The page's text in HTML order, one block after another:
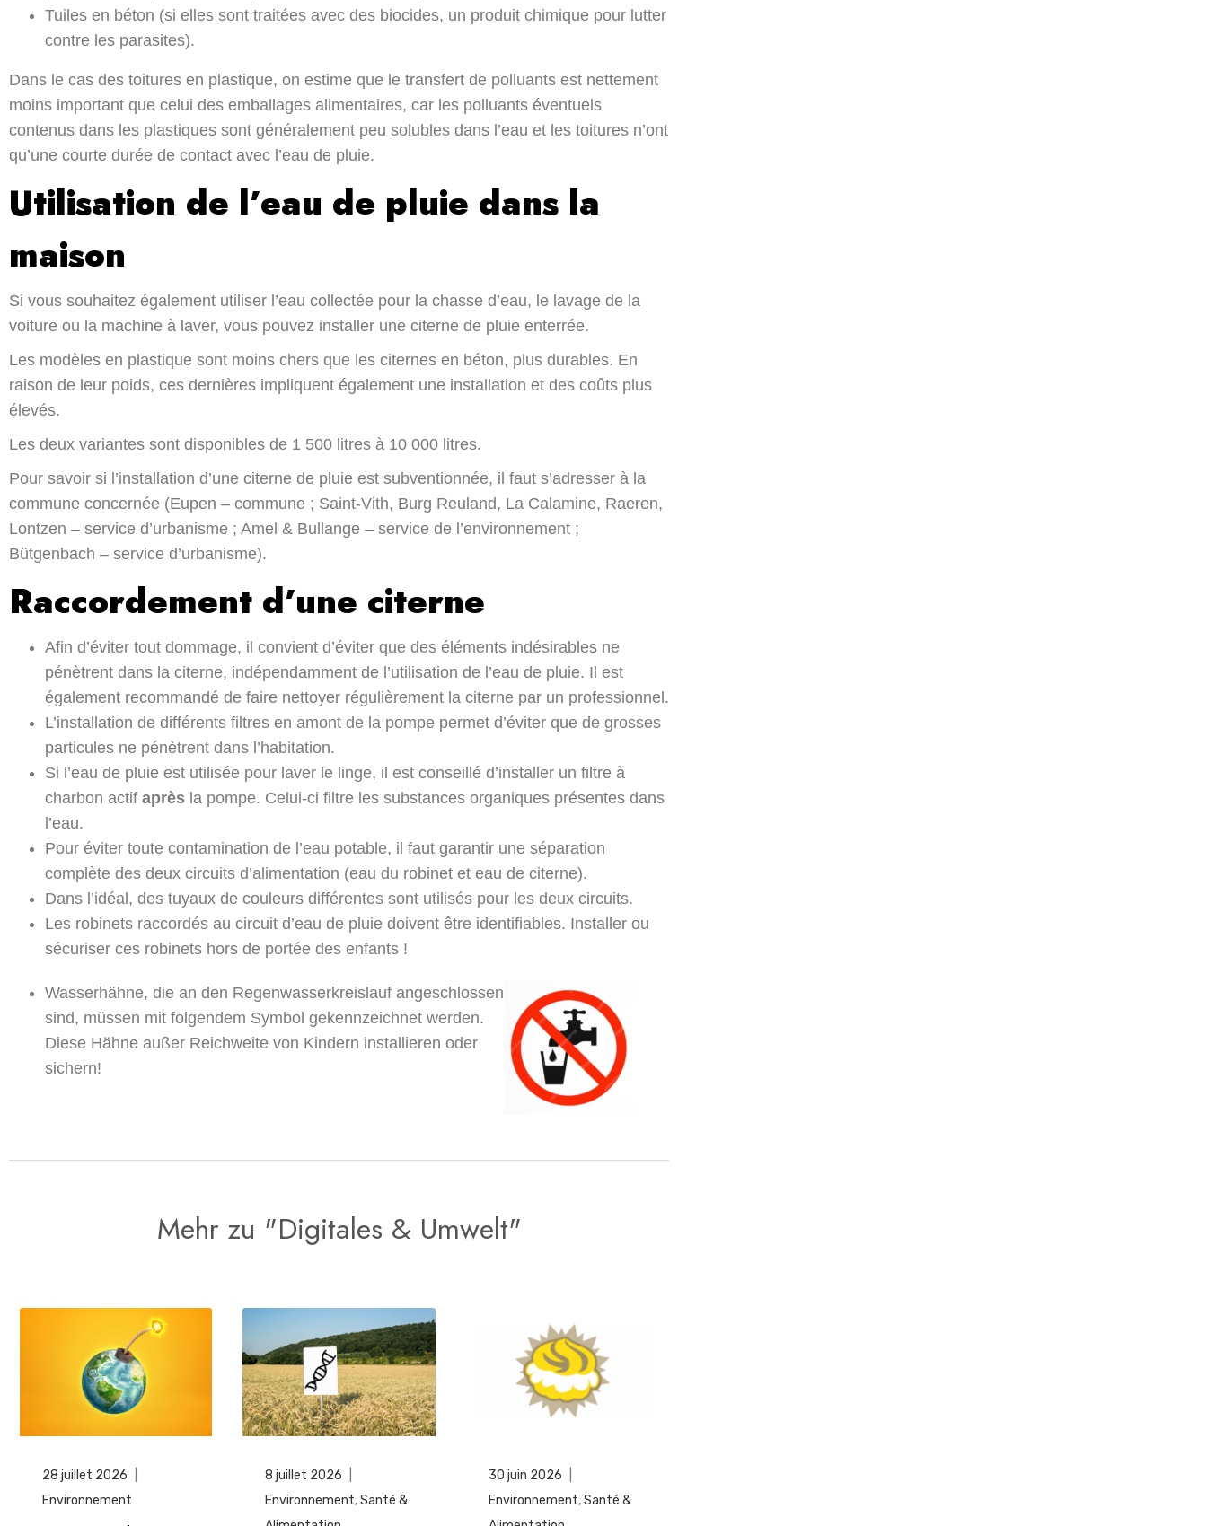
Tuiles en béton (si elles sont traitées avec des biocides, un produit chimique pour lutter
contre les parasites).
Dans le cas des toitures en plastique, on estime que le transfert de polluants est nettement
moins important que celui des emballages alimentaires, car les polluants éventuels
contenus dans les plastiques sont généralement peu solubles dans l’eau et les toitures n’ont
qu’une courte durée de contact avec l’eau de pluie.
Utilisation de l’eau de pluie dans la
maison
Si vous souhaitez également utiliser l’eau collectée pour la chasse d’eau, le lavage de la
voiture ou la machine à laver, vous pouvez installer une citerne de pluie enterrée.
Les modèles en plastique sont moins chers que les citernes en béton, plus durables. En
raison de leur poids, ces dernières impliquent également une installation et des coûts plus
élevés.
Les deux variantes sont disponibles de 1 500 litres à 10 000 litres.
Pour savoir si l’installation d’une citerne de pluie est subventionnée, il faut s’adresser à la
commune concernée (Eupen – commune ; Saint-Vith, Burg Reuland, La Calamine, Raeren,
Lontzen – service d’urbanisme ; Amel & Bullange – service de l’environnement ;
Bütgenbach – service d’urbanisme).
Raccordement d’une citerne
Afin d’éviter tout dommage, il convient d’éviter que des éléments indésirables ne
pénètrent dans la citerne, indépendamment de l’utilisation de l’eau de pluie. Il est
également recommandé de faire nettoyer régulièrement la citerne par un professionnel.
L’installation de différents filtres en amont de la pompe permet d’éviter que de grosses
particules ne pénètrent dans l’habitation.
Si l’eau de pluie est utilisée pour laver le linge, il est conseillé d’installer un filtre à
charbon actif après la pompe. Celui-ci filtre les substances organiques présentes dans
l’eau.
Pour éviter toute contamination de l’eau potable, il faut garantir une séparation
complète des deux circuits d’alimentation (eau du robinet et eau de citerne).
Dans l’idéal, des tuyaux de couleurs différentes sont utilisés pour les deux circuits.
Les robinets raccordés au circuit d’eau de pluie doivent être identifiables. Installer ou
sécuriser ces robinets hors de portée des enfants !
Wasserhähne, die an den Regenwasserkreislauf angeschlossen
sind, müssen mit folgendem Symbol gekennzeichnet werden.
Diese Hähne außer Reichweite von Kindern installieren oder
sichern!
Mehr zu "Digitales & Umwelt"
28 juillet 2026
Environnement
8 juillet 2026
Environnement,Santé &
30 juin 2026
Environnement,Santé &